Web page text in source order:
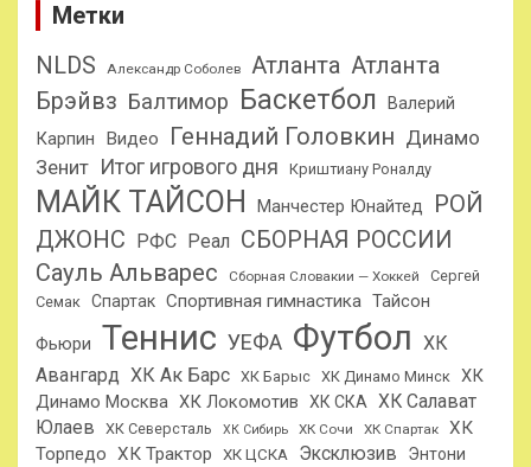
Метки
NLDS
Александр Соболев Атланта Атланта
Брэйвз Балтимор Баскетбол
Валерий
Карпин
Видео Геннадий Головкин Динамо
Зенит Итог игрового дня Криштиану Роналду
МАЙК ТАЙСОН Манчестер Юнайтед
РОЙ
ДЖОНС
РФС Реал СБОРНАЯ РОССИИ
Сауль Альварес Сборная Словакии — Хоккей
Сергей
Семак Спартак Спортивная гимнастика Тайсон
Фьюри Теннис УЕФА Футбол ХК
Авангард ХК Ак Барс ХК Барыс ХК Динамо Минск ХК
Динамо Москва ХК Локомотив ХК СКА ХК Салават
Юлаев
ХК Северсталь ХК Сибирь ХК Сочи ХК Спартак
ХК
Торпедо ХК Трактор ХК ЦСКА Эксклюзив
Энтони